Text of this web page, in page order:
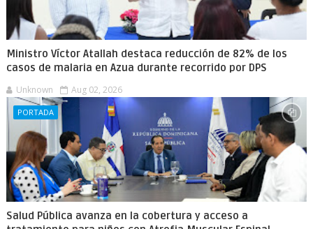
Ministro Víctor Atallah destaca reducción de 82% de los
casos de malaria en Azua durante recorrido por DPS
Unknown Aug 02, 2026
PORTADA
Salud Pública avanza en la cobertura y acceso a